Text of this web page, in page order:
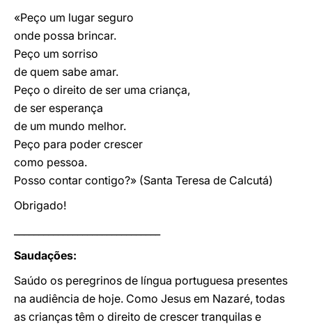
«Peço um lugar seguro
onde possa brincar.
Peço um sorriso
de quem sabe amar.
Peço o direito de ser uma criança,
de ser esperança
de um mundo melhor.
Peço para poder crescer
como pessoa.
Posso contar contigo?» (Santa Teresa de Calcutá)
Obrigado!
Saudações:
Saúdo os peregrinos de língua portuguesa presentes
na audiência de hoje. Como Jesus em Nazaré, todas
as crianças têm o direito de crescer tranquilas e